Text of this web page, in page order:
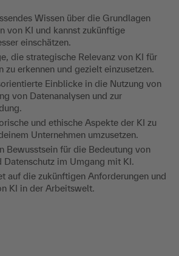
Wissen über die Grundlagen
von KI und kannst zukünftige
einschätzen.
die strategische Relevanz von KI für
zu erkennen und gezielt einzusetzen.
Einblicke in die Nutzung von
von Datenanalysen und zur
und ethische Aspekte der KI zu
Unternehmen umzusetzen.
Bewusstsein für die Bedeutung von
Datenschutz im Umgang mit KI.
auf die zukünftigen Anforderungen und
KI in der Arbeitswelt.